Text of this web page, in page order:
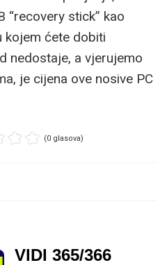
“recovery stick” kao
kojem ćete dobiti
nedostaje, a vjerujemo
je cijena ove nosive PC
(0 glasova)
VIDI 365/366